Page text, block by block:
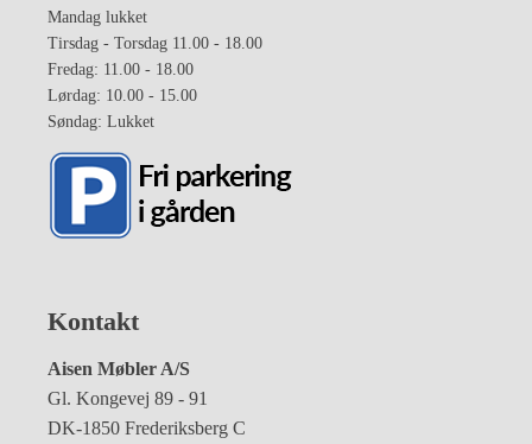
Mandag lukket
Tirsdag - Torsdag 11.00 - 18.00
Fredag: 11.00 - 18.00
Lørdag: 10.00 - 15.00
Søndag: Lukket
Kontakt
Aisen Møbler A/S
Gl. Kongevej 89 - 91
DK-1850 Frederiksberg C